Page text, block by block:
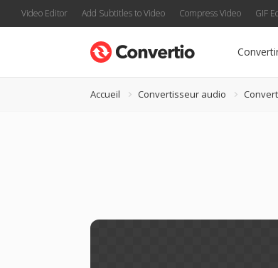
Video Editor Add Subtitles to Video Compress Video GIF
Accueil Convertisseur audio